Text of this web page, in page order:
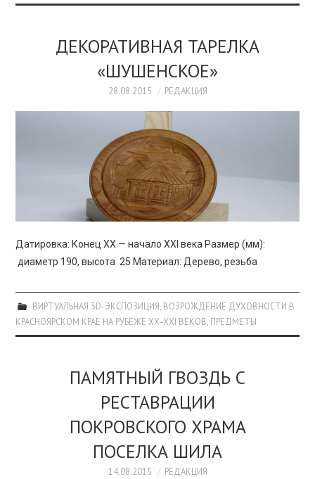
ДЕКОРАТИВНАЯ ТАРЕЛКА
«ШУШЕНСКОЕ»
28.08.2015 РЕДАКЦИЯ
Датировка: Конец XX — начало XXI века Размер (мм):
диаметр 190, высота 25 Материал: Дерево, резьба
ВИРТУАЛЬНАЯ 3D-ЭКСПОЗИЦИЯ, ВОЗРОЖДЕНИЕ ДУХОВНОСТИ В
КРАСНОЯРСКОМ КРАЕ НА РУБЕЖЕ XX–XXI ВЕКОВ, ПРЕДМЕТЫ
ПАМЯТНЫЙ ГВОЗДЬ С
РЕСТАВРАЦИИ
ПОКРОВСКОГО ХРАМА
ПОСЕЛКА ШИЛА
14.08.2015 РЕДАКЦИЯ